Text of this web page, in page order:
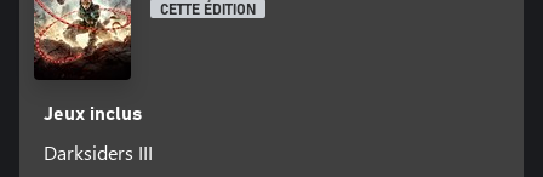
CETTE ÉDITION
Jeux inclus
Darksiders III